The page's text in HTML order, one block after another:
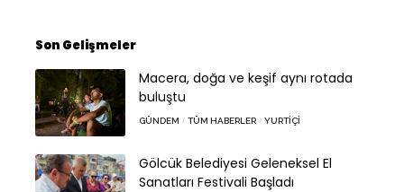
Son Gelişmeler
Macera, doğa ve keşif aynı rotada
buluştu
GÜNDEM TÜM HABERLER YURTIÇI
Gölcük Belediyesi Geleneksel El
Sanatları Festivali Başladı